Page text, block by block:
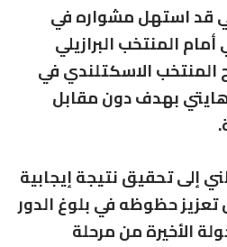
قد استهل مشواره في
المنتخب البرازيلي
المنتخب الاسكتلندي في
بهدف دون مقابل
إلى تحقيق نتيجة إيجابية
حظوظه في بلوغ الدور
الأخيرة من مرحلة